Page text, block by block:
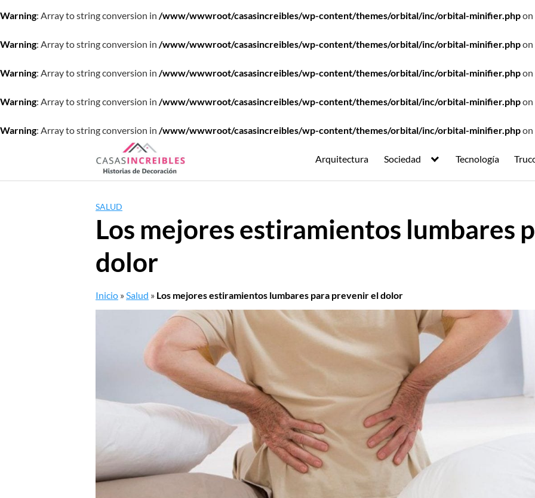
Warning: Array to string conversion in /www/wwwroot/casasincreibles/wp-content/themes/orbital/inc/orbital-minifier.php
Warning: Array to string conversion in /www/wwwroot/casasincreibles/wp-content/themes/orbital/inc/orbital-minifier.php
Warning: Array to string conversion in /www/wwwroot/casasincreibles/wp-content/themes/orbital/inc/orbital-minifier.php
Warning: Array to string conversion in /www/wwwroot/casasincreibles/wp-content/themes/orbital/inc/orbital-minifier.php
Warning: Array to string conversion in /www/wwwroot/casasincreibles/wp-content/themes/orbital/inc/orbital-minifier.php
Arquitectura Sociedad Tecnología
SALUD
Los mejores estiramientos lumbares
dolor
Inicio »Salud » Los mejores estiramientos lumbares para prevenir el dolor